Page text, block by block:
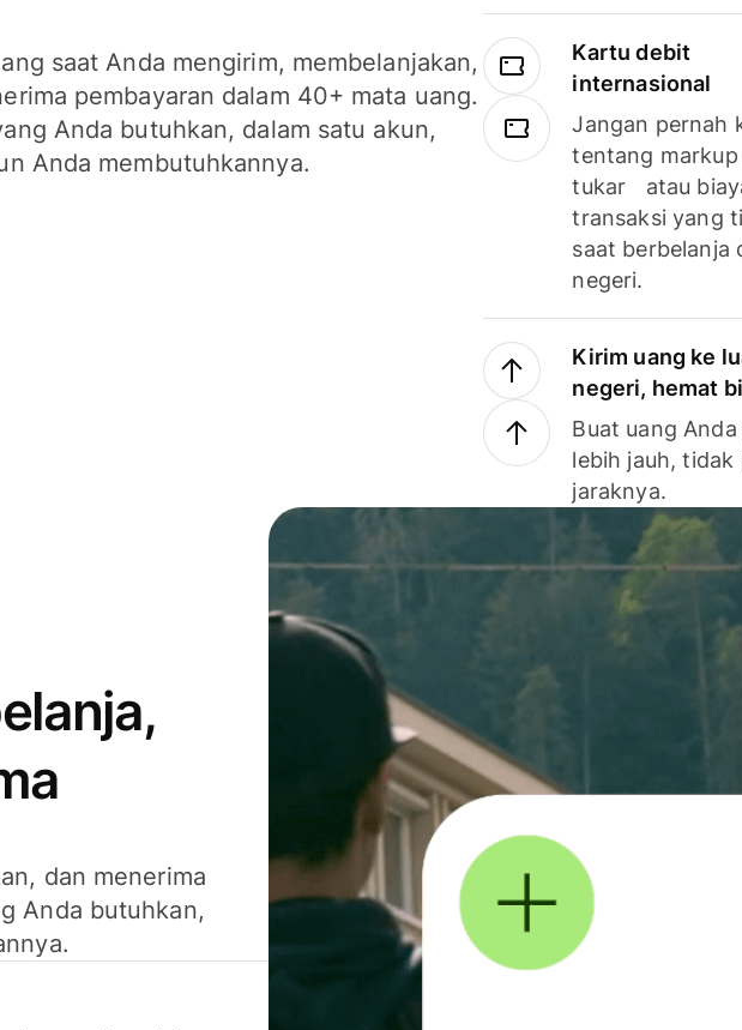
saat Anda mengirim, membelanjakan,
pembayaran dalam 40+ mata uang.
Anda butuhkan, dalam satu akun,
Anda membutuhkannya.
Kartu debit
internasional
Jangan pernah
tentang markup
tukar atau
transaksi yang
saat berbelanja
negeri.
Kirim uang ke
negeri, hemat
Buat uang
lebih jauh, tidak
jaraknya.
dan menerima
Anda butuhkan,